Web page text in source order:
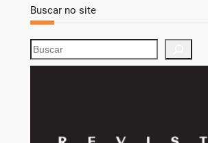
Buscar no site
S
e